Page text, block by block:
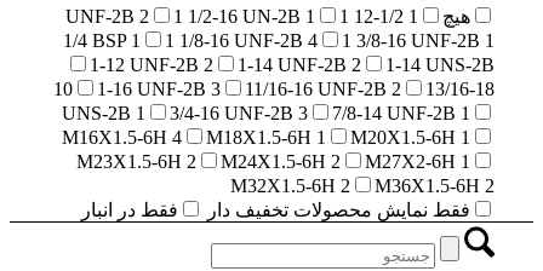
هیچ 1 1/2-12 UNF-2B
2 1 1/2-16 UN-2B 1
1
1/4 BSP 1 1 1/8-16 UNF-2B 4 1 3/8-16 UNF-2B 1
1-12 UNF-2B 2 1-14 UNF-2B 2
1-14 UNS-2B
10
1-16 UNF-2B 3 11/16-16 UNF-2B 2
13/16-18
UNS-2B 1 3/4-16 UNF-2B 3 7/8-14 UNF-2B 1
M16X1.5-6H 4 M18X1.5-6H 1 M20X1.5-6H 1
M23X1.5-6H 2 M24X1.5-6H 2 M27X2-6H 1
M32X1.5-6H 2 M36X1.5-6H 2
فقط نمایش محصولات تخفیف دار
فقط در انبار